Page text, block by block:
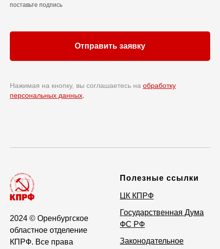
поставьте подпись
Отправить заявку
Нажимая на кнопку, вы соглашаетесь на обработку
персональных данных
2024 © Оренбургское
областное отделение
КПРФ. Все права
Полезные ссылки
ЦК КПРФ
Государственная Дума
ФС РФ
Законодательное